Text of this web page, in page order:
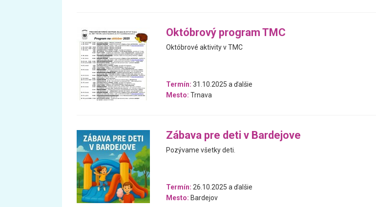
Októbrový program TMC
Októbrové aktivity v TMC
Termín: 31.10.2025 a ďalšie
Mesto: Trnava
Zábava pre deti v Bardejove
Pozývame všetky deti.
Termín: 26.10.2025 a ďalšie
Mesto: Bardejov